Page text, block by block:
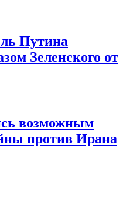
Путина
Зеленского от
возможным
против Ирана